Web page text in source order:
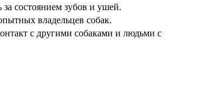
состоянием зубов и ушей.
владельцев собак.
с другими собаками и людьми с